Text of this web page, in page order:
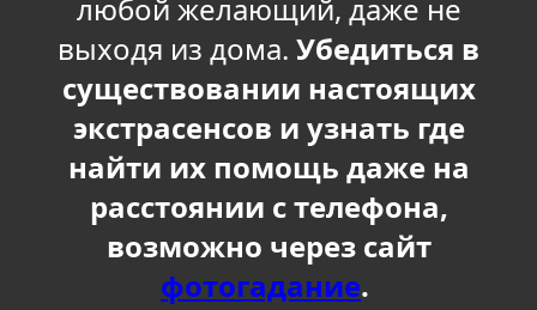
любой желающий, даже не
выходя из дома. Убедиться в
существовании настоящих
экстрасенсов и узнать где
найти их помощь даже на
расстоянии с телефона,
возможно через сайт
фотогадание.